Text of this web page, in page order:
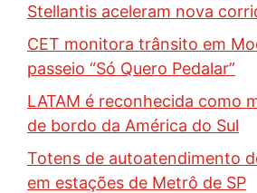
Stellantis aceleram nova
CET monitora trânsito em
passeio “Só Quero Pedalar”
LATAM é reconhecida como
de bordo da América do Sul
Totens de autoatendimento
em estações de Metrô de SP